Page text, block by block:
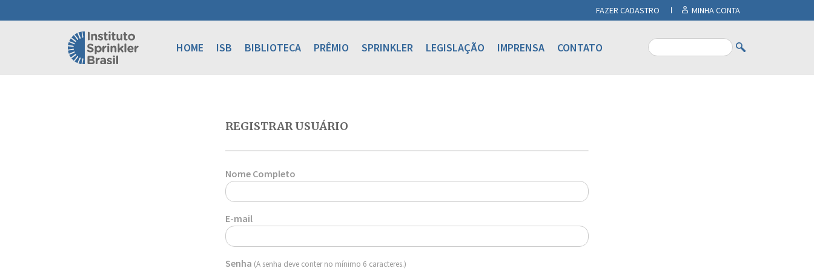
FAZER CADASTRO MINHA CONTA
HOME ISB BIBLIOTECA PRÊMIO SPRINKLER LEGISLAÇÃO IMPRENSA CONTATO
REGISTRAR USUÁRIO
Nome Completo
E-mail
Senha (A senha deve conter no mínimo 6 caracteres.)